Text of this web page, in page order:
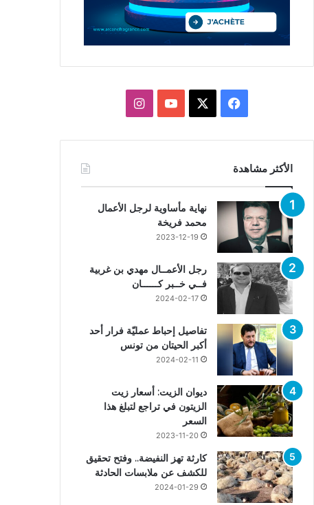
فيسبوك يوتيوبانستقرام
الأكثر مشاهدة
نهاية مأساوية لرجل الأعمال
محمد فريخة
2023-12-19
رجل الأعمــال مهدي بن غربية
فــي خــبر كــــــان
2024-02-17
تفاصيل إحباط عمليّة فرار أحد
أكبر الحيتان من تونس
2024-02-11
ديوان الزيت: أسعار زيت
الزيتون في تراجع لتبلغ هذا
السعر
2023-11-20
كارثة تهز النفيضة.. وفتح تحقيق
للكشف عن ملابسات الحادثة
2024-01-29